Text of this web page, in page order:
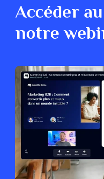
7
8
9
0
Accéder
notre